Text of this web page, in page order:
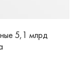
5,1 млрд